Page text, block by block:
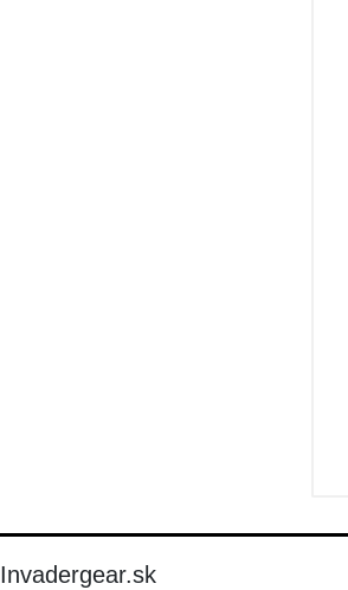
Invadergear.sk